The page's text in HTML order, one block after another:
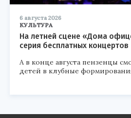
6 августа 2026
КУЛЬТУРА
На летней сцене «Дома
серия бесплатных концертов
А в конце августа пензенцы
детей в клубные